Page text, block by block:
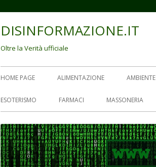
DISINFORMAZIONE.IT
Oltre la Verità ufficiale
Menu
principale
HOME PAGE ALIMENTAZIONE AMBIENTE
ESOTERISMO FARMACI MASSONERIA